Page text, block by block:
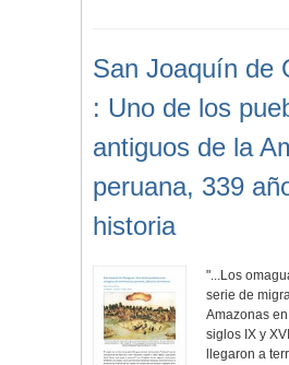
San Joaquín de
: Uno de los
antiguos de la
peruana, 339
historia
"...Los
serie de
Amazonas
siglos IX y
llegaron a